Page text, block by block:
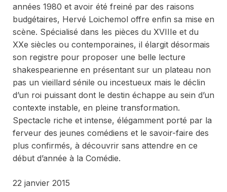
années 1980 et avoir été freiné par des raisons
budgétaires, Hervé Loichemol offre enfin sa mise en
scène. Spécialisé dans les pièces du XVIIIe et du
XXe siècles ou contemporaines, il élargit désormais
son registre pour proposer une belle lecture
shakespearienne en présentant sur un plateau non
pas un vieillard sénile ou incestueux mais le déclin
d’un roi puissant dont le destin échappe au sein d’un
contexte instable, en pleine transformation.
Spectacle riche et intense, élégamment porté par la
ferveur des jeunes comédiens et le savoir-faire des
plus confirmés, à découvrir sans attendre en ce
début d’année à la Comédie.
22 janvier 2015